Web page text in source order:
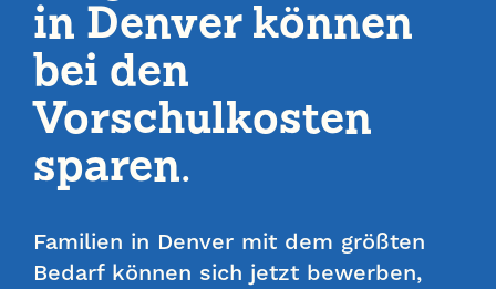
in Denver können
bei den
Vorschulkosten
sparen.
Familien in Denver mit dem größten
Bedarf können sich jetzt bewerben,